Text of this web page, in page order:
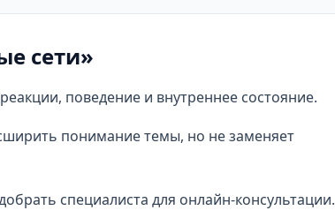
сети»
поведение и внутреннее состояние.
понимание темы, но не заменяет
специалиста для онлайн-консультации.